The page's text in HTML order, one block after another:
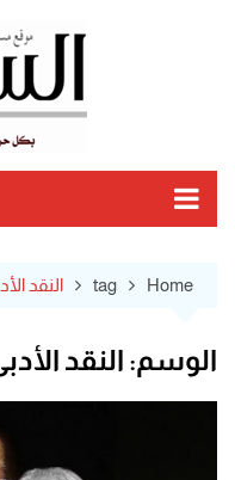
Home
tag النقد
الوسم: النقد